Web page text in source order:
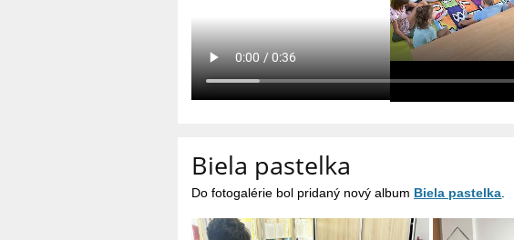
Biela pastelka
Do fotogalérie bol pridaný nový album Biela pastelka.